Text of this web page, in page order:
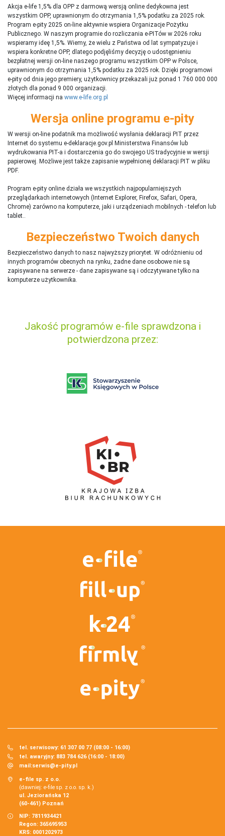
Akcja e-life 1,5% dla OPP z darmową wersją online dedykowna jest
wszystkim OPP, uprawnionym do otrzymania 1,5% podatku za 2025 rok.
Program e-pity 2025 on-line aktywnie wspiera Organizacje Pożytku
Publicznego. W naszym programie do rozliczania e-PITów w 2026 roku
wspieramy ideę 1,5%. Wiemy, że wielu z Państwa od lat sympatyzuje i
wspiera konkretne OPP, dlatego podjęliśmy decyzję o udostępnieniu
bezpłatnej wersji on-line naszego programu wszystkim OPP w Polsce,
uprawnionym do otrzymania 1,5% podatku za 2025 rok. Dzięki programowi
e-pity od dnia jego premiery, użytkownicy przekazali już ponad 1 760 000 000
złotych dla ponad 9 000 organizacji.
Więcej informacji na www.e-life.org.pl
Wersja online programu e-pity
W wersji on-line podatnik ma możliwość wysłania deklaracji PIT przez
Internet do systemu e-deklaracje.gov.pl Ministerstwa Finansów lub
wydrukowania PIT-a i dostarczenia go do swojego US tradycyjnie w wersji
papierowej. Możliwe jest także zapisanie wypełnionej deklaracji PIT w pliku
PDF.
Program e-pity online działa we wszystkich najpopularniejszych
przeglądarkach internetowych (Internet Explorer, Firefox, Safari, Opera,
Chrome) zarówno na komputerze, jaki i urządzeniach mobilnych - telefon lub
tablet..
Bezpieczeństwo Twoich danych
Bezpieczeństwo danych to nasz najwyższy priorytet. W odróżnieniu od
innych programów obecnych na rynku, żadne dane osobowe nie są
zapisywane na serwerze - dane zapisywane są i odczytywane tylko na
komputerze użytkownika.
Jakość programów e-file sprawdzona i
potwierdzona przez:
tel. serwisowy: 61 307 00 77 (08:00 - 16:00)
tel. awaryjny: 883 784 626 (16:00 - 18:00)
mail:serwis@e-pity.pl
e-file sp. z o.o.
(dawniej: e-file sp. z o.o. sp. k.)
ul. Jeziorańska 12
(60-461) Poznań
NIP: 7811934421
Regon: 365695953
KRS: 0001202973